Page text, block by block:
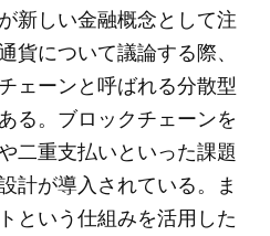
新しい金融概念として注
貨について議論する際、
ェーンと呼ばれる分散型
る。ブロックチェーンを
二重支払いといった課題
計が導入されている。ま
という仕組みを活用した